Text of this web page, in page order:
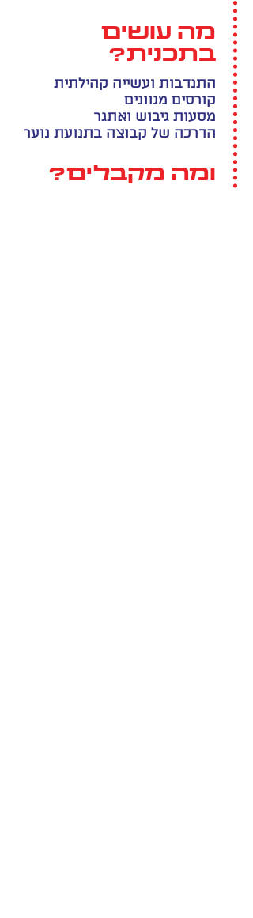
מה עושים
בתכנית?
התנדבות ועשייה קהילתית
קורסים מגוונים
מסעות גיבוש ואתגר
הדרכה של קבוצה בתנועת נוער
ומה מקבלים?